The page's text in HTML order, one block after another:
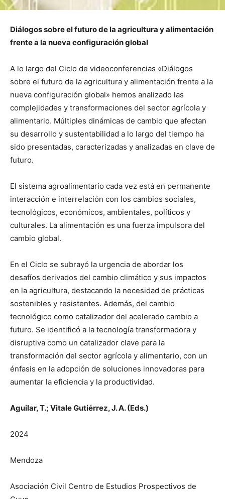
Diálogos sobre el futuro de la agricultura y alimentación
frente a la nueva configuración global
A lo largo del Ciclo de videoconferencias «Diálogos
sobre el futuro de la agricultura y alimentación frente a la
nueva configuración global» hemos analizado las
complejidades y transformaciones del sector agrícola y
alimentario. Múltiples dinámicas de cambio que afectan
su desarrollo y sustentabilidad a lo largo del tiempo ha
sido presentadas, caracterizadas y analizadas en clave de
futuro.
El sistema agroalimentario cada vez está en permanente
interacción e interrelación con los cambios sociales,
tecnológicos, económicos, ambientales, políticos y
culturales. La alimentación es una fuerza impulsora del
cambio global.
En el Ciclo se subrayó la urgencia de abordar los
desafíos derivados del cambio climático y sus impactos
en la agricultura, destacando la necesidad de prácticas
sostenibles y resistentes. Además, del cambio
tecnológico como catalizador del acelerado cambio a
futuro. Se identificó a la tecnología transformadora y
disruptiva como un catalizador clave para la
transformación del sector agrícola y alimentario, con un
énfasis en la adopción de soluciones innovadoras para
aumentar la eficiencia y la productividad.
Aguilar, T.; Vitale Gutiérrez, J. A. (Eds.)
2024
Mendoza
Asociación Civil Centro de Estudios Prospectivos de